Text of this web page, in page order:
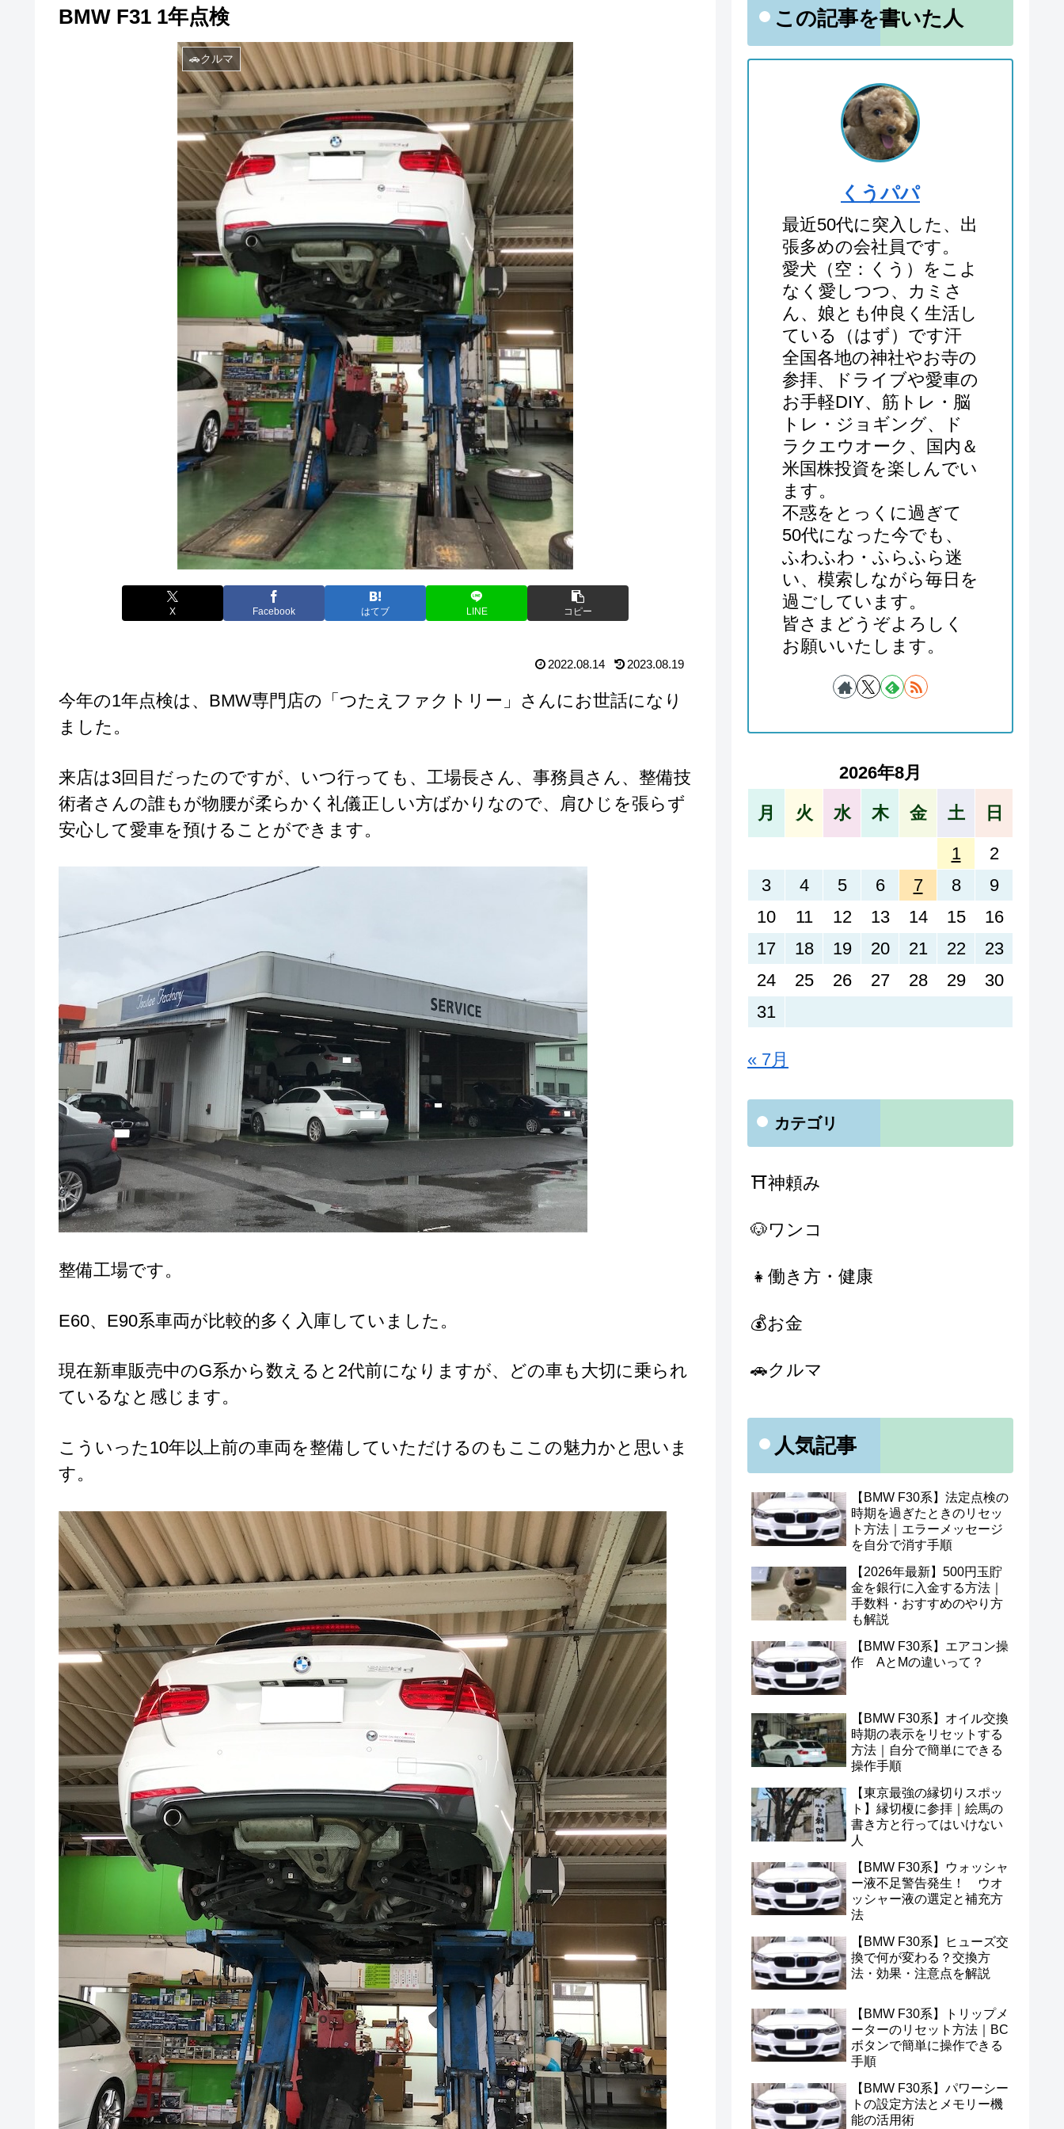
BMW F31 1年点検
🚗クルマ
X Facebook はてブ LINE コピー
2022.08.14 2023.08.19
今年の1年点検は、BMW専門店の「つたえファクトリー」さんにお世話になり
ました。
来店は3回目だったのですが、いつ行っても、工場長さん、事務員さん、整備技
術者さんの誰もが物腰が柔らかく礼儀正しい方ばかりなので、肩ひじを張らず
安心して愛車を預けることができます。
整備工場です。
E60、E90系車両が比較的多く入庫していました。
現在新車販売中のG系から数えると2代前になりますが、どの車も大切に乗られ
ているなと感じます。
こういった10年以上前の車両を整備していただけるのもここの魅力かと思いま
す。
この記事を書いた人
くうパパ
最近50代に突入した、出
張多めの会社員です。
愛犬（空：くう）をこよ
なく愛しつつ、カミさ
ん、娘とも仲良く生活し
ている（はず）です汗
全国各地の神社やお寺の
参拝、ドライブや愛車の
お手軽DIY、筋トレ・脳
トレ・ジョギング、ド
ラクエウオーク、国内＆
米国株投資を楽しんでい
ます。
不惑をとっくに過ぎて
50代になった今でも、
ふわふわ・ふらふら迷
い、模索しながら毎日を
過ごしています。
皆さまどうぞよろしく
お願いいたします。
2026年8月
月 火 水 木 金 土 日
1
2
3
4 5 6 7 8
9
10
11 12 13 14 15
16
17
18 19 20 21 22
23
24
25 26 27 28 29
30
31
« 7月
カテゴリ
⛩神頼み
🐶ワンコ
👧働き方・健康
💰お金
🚗クルマ
人気記事
【BMW F30系】法定点検の
時期を過ぎたときのリセッ
ト方法｜エラーメッセージ
を自分で消す手順
【2026年最新】500円玉貯
金を銀行に入金する方法｜
手数料・おすすめのやり方
も解説
【BMW F30系】エアコン操
作 AとMの違いって？
【BMW F30系】オイル交換
時期の表示をリセットする
方法｜自分で簡単にできる
操作手順
【東京最強の縁切りスポッ
ト】縁切榎に参拝｜絵馬の
書き方と行ってはいけない
人
【BMW F30系】ウォッシャ
ー液不足警告発生！ ウオ
ッシャー液の選定と補充方
法
【BMW F30系】ヒューズ交
換で何が変わる？交換方
法・効果・注意点を解説
【BMW F30系】トリップメ
ーターのリセット方法｜BC
ボタンで簡単に操作できる
手順
【BMW F30系】パワーシー
トの設定方法とメモリー機
能の活用術